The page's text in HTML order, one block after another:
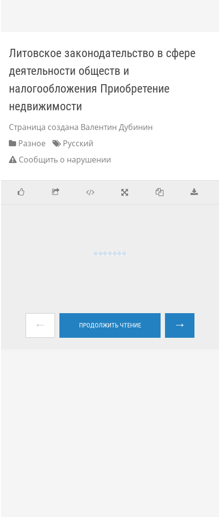
Литовское законодательство в сфере
деятельности обществ и
налогообложения Приобретение
недвижимости
Страница создана Валентин Дубинин
Разное
Русский
Сообщить о нарушении
← ПРОДОЛЖИТЬ ЧТЕНИЕ →